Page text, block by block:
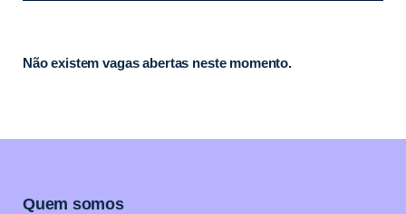
Não existem vagas abertas neste momento.
Quem somos